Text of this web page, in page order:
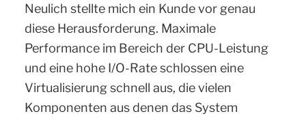
Neulich stellte mich ein Kunde vor genau
diese Herausforderung. Maximale
Performance im Bereich der CPU-Leistung
und eine hohe I/O-Rate schlossen eine
Virtualisierung schnell aus, die vielen
Komponenten aus denen das System